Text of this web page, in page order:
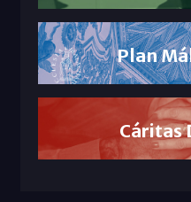
Plan
Cáritas